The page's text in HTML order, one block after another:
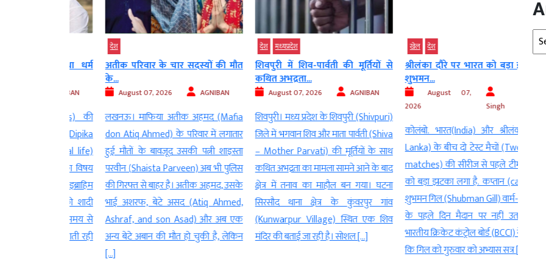
अतीक परिवार के चार सदस्यों की मौत
August 07, 2026 AGNIBAN
लखनऊ। माफिया अतीक अहमद (Mafia
don Atiq Ahmed) के परिवार में लगातार
हुई मौतों के बावजूद उसकी पत्नी शाइस्ता
परवीन (Shaista Parveen) अब भी पुलिस
की गिरफ्त से बाहर है। अतीक अहमद, उसके
भाई अशरफ, बेटे असद (Atiq Ahmed,
Ashraf, and son Asad) और अब एक
अन्य बेटे अबान की मौत हो चुकी है, लेकिन
मध्‍यप्रदेश
शिवपुरी में शिव-पार्वती की मूर्तियों से
कथित अभद्रता...
August 07, 2026 AGNIBAN
शिवपुरी। मध्य प्रदेश के शिवपुरी (Shivpuri)
जिले में भगवान शिव और माता पार्वती (Shiva
– Mother Parvati) की मूर्तियों के साथ
कथित अभद्रता का मामला सामने आने के बाद
क्षेत्र में तनाव का माहौल बन गया। घटना
सिरसौद थाना क्षेत्र के कुंवरपुर गांव
(Kunwarpur Village) स्थित एक शिव
मंदिर की बताई जा रही है। सोशल […]
श्रीलंका दौरे पर भारत को बड़ा झटका:
शुभमन...
August 07,
Kalyan
कोलंबो. भारत(India) और श्रीलंका (Sri
Lanka) के बीच दो टेस्ट मैचों (Two Test
matches) की सीरीज से पहले टीम इंडिया
को बड़ा झटका लगा है. कप्तान (captain)
शुभमन गिल (Shubman Gill) वार्म-अप मैच
के पहले दिन मैदान पर नहीं उतर सके.
भारतीय क्रिकेट कंट्रोल बोर्ड (BCCI) ने बताया
कि गिल को गुरुवार को अभ्यास सत्र […]